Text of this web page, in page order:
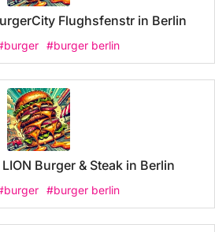
Flughsfenstr in Berlin
#burger berlin
Burger & Steak in Berlin
#burger berlin